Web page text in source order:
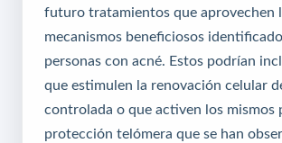
futuro tratamientos que aprovechen
mecanismos beneficiosos
personas con acné. Estos podrían
que estimulen la renovación celular
controlada o que activen los mismos
protección telómera que se han